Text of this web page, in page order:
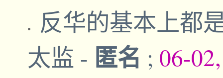
反华的基本上都
太监 - 匿名 ; 06-